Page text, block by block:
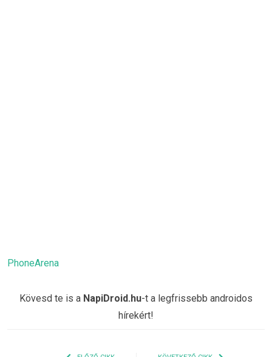
PhoneArena
Kövesd te is a NapiDroid.hu-t a legfrissebb androidos
hírekért!